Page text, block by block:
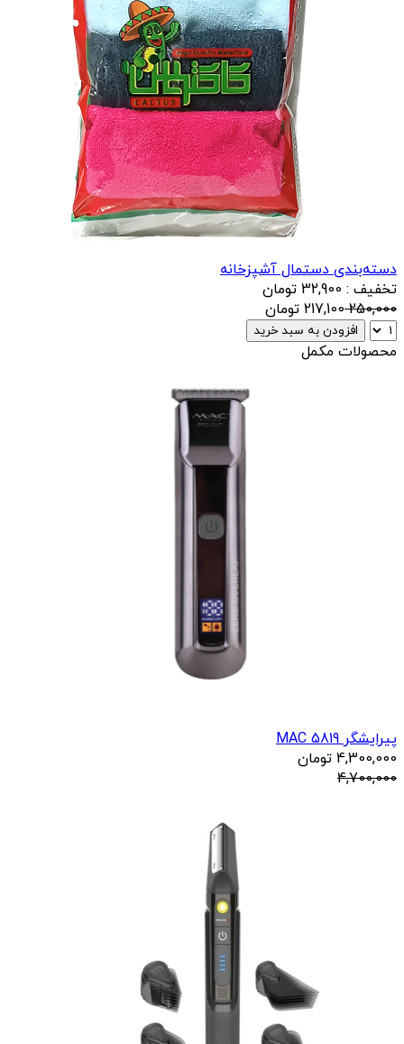
دسته‌بندی دستمال آشپزخانه
تخفیف : 32,900 تومان
250,000
217,100 تومان
افزودن به سبد خرید
محصولات مکمل
پیرایشگر 5819 MAC
4,300,000 تومان
4,700,000